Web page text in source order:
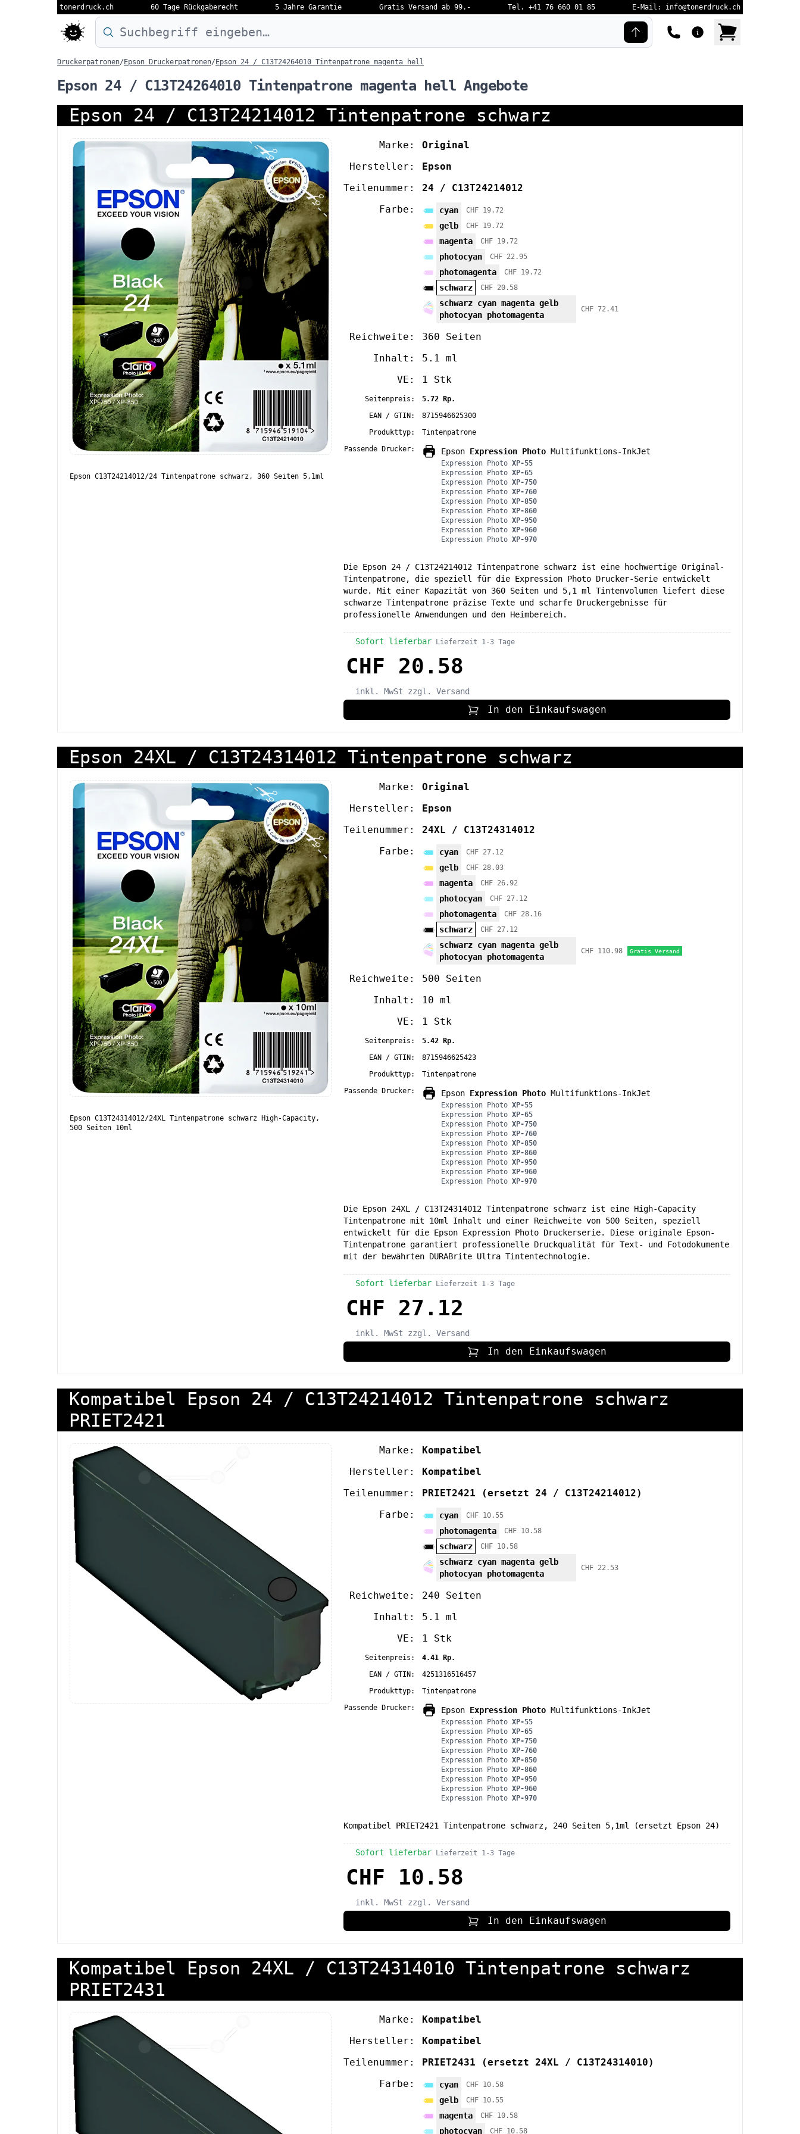
tonerdruck.ch 60 Tage Rückgaberecht 5 Jahre Garantie Gratis Versand ab 99.- Tel. +41 76 660 01 85 E-Mail: info@tonerdruck.ch
Druckermodell oder Produktnamen eingeben…
Druckerpatronen/ Epson Druckerpatronen/ Epson 24 / C13T24264010 Tintenpatrone magenta hell
Epson 24 / C13T24264010 Tintenpatrone magenta hell Angebote
Epson 24 / C13T24214012 Tintenpatrone schwarz
Epson C13T24214012/24 Tintenpatrone schwarz, 360 Seiten 5,1ml
Marke:
Original
Hersteller:
Epson
Teilenummer:
24 / C13T24214012
Farbe:
cyan CHF 19.72
gelb CHF 19.72
magenta CHF 19.72
photocyan CHF 22.95
photomagenta CHF 19.72
schwarz CHF 20.58
schwarz cyan magenta gelb
photocyan photomagenta
CHF 72.41
Reichweite:
360 Seiten
Inhalt:
5.1 ml
VE:
1 Stk
Seitenpreis:
5.72 Rp.
EAN / GTIN:
8715946625300
Produkttyp:
Tintenpatrone
Passende Drucker:
Epson Expression Photo Multifunktions-InkJet
Expression Photo XP-55
Expression Photo XP-65
Expression Photo XP-750
Expression Photo XP-760
Expression Photo XP-850
Expression Photo XP-860
Expression Photo XP-950
Expression Photo XP-960
Expression Photo XP-970
Die Epson 24 / C13T24214012 Tintenpatrone schwarz ist eine hochwertige Original-
Tintenpatrone, die speziell für die Expression Photo Drucker-Serie entwickelt
wurde. Mit einer Kapazität von 360 Seiten und 5,1 ml Tintenvolumen liefert diese
schwarze Tintenpatrone präzise Texte und scharfe Druckergebnisse für
professionelle Anwendungen und den Heimbereich.
Sofort lieferbar Lieferzeit 1-3 Tage
CHF 20.58
inkl. MwSt zzgl. Versand
In den Einkaufswagen
Epson 24XL / C13T24314012 Tintenpatrone schwarz
Epson C13T24314012/24XL Tintenpatrone schwarz High-Capacity,
500 Seiten 10ml
Marke:
Original
Hersteller:
Epson
Teilenummer:
24XL / C13T24314012
Farbe:
cyan CHF 27.12
gelb CHF 28.03
magenta CHF 26.92
photocyan CHF 27.12
photomagenta CHF 28.16
schwarz CHF 27.12
schwarz cyan magenta gelb
photocyan photomagenta
CHF 110.98 Gratis Versand
Reichweite:
500 Seiten
Inhalt:
10 ml
VE:
1 Stk
Seitenpreis:
5.42 Rp.
EAN / GTIN:
8715946625423
Produkttyp:
Tintenpatrone
Passende Drucker:
Epson Expression Photo Multifunktions-InkJet
Expression Photo XP-55
Expression Photo XP-65
Expression Photo XP-750
Expression Photo XP-760
Expression Photo XP-850
Expression Photo XP-860
Expression Photo XP-950
Expression Photo XP-960
Expression Photo XP-970
Die Epson 24XL / C13T24314012 Tintenpatrone schwarz ist eine High-Capacity
Tintenpatrone mit 10ml Inhalt und einer Reichweite von 500 Seiten, speziell
entwickelt für die Epson Expression Photo Druckerserie. Diese originale Epson-
Tintenpatrone garantiert professionelle Druckqualität für Text- und Fotodokumente
mit der bewährten DURABrite Ultra Tintentechnologie.
Sofort lieferbar Lieferzeit 1-3 Tage
CHF 27.12
inkl. MwSt zzgl. Versand
In den Einkaufswagen
Kompatibel Epson 24 / C13T24214012 Tintenpatrone schwarz
PRIET2421
Marke:
Kompatibel
Hersteller:
Kompatibel
Teilenummer:
PRIET2421
(ersetzt 24 / C13T24214012)
Farbe:
cyan CHF 10.55
photomagenta CHF 10.58
schwarz CHF 10.58
schwarz cyan magenta gelb
photocyan photomagenta
CHF 22.53
Reichweite:
240 Seiten
Inhalt:
5.1 ml
VE:
1 Stk
Seitenpreis:
4.41 Rp.
EAN / GTIN:
4251316516457
Produkttyp:
Tintenpatrone
Passende Drucker:
Epson Expression Photo Multifunktions-InkJet
Expression Photo XP-55
Expression Photo XP-65
Expression Photo XP-750
Expression Photo XP-760
Expression Photo XP-850
Expression Photo XP-860
Expression Photo XP-950
Expression Photo XP-960
Expression Photo XP-970
Kompatibel PRIET2421 Tintenpatrone schwarz, 240 Seiten 5,1ml (ersetzt Epson 24)
Sofort lieferbar Lieferzeit 1-3 Tage
CHF 10.58
inkl. MwSt zzgl. Versand
In den Einkaufswagen
Kompatibel Epson 24XL / C13T24314010 Tintenpatrone schwarz
PRIET2431
Marke:
Kompatibel
Hersteller:
Kompatibel
Teilenummer:
PRIET2431
(ersetzt 24XL / C13T24314010)
Farbe:
cyan CHF 10.58
gelb CHF 10.55
magenta CHF 10.58
photocyan CHF 10.58